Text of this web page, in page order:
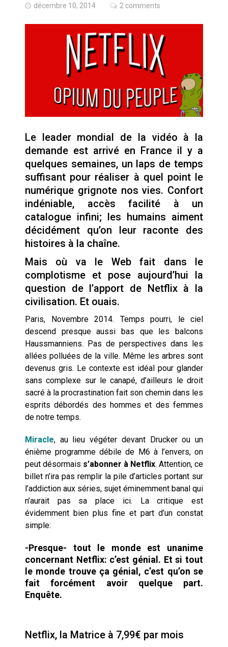
Quand Mistral veut moraliser le
Commentaire sur la polémique
des perroquets
Les syndicats, (tout) contre l’IA
En Seine-et-Marne, le projet de
Campus IA doit sortir des
le gigantisme états-unien »
Addendum sur les machines à
laver, et l’intelligence artificielle
La vaste blague du macronisme
crypto-spatial
Technostress et IA générative :
le remplacement n’est pas le
cœur du problème
décembre 10, 2014 2 comments
Le leader mondial de la vidéo à la
demande est arrivé en France il y a
quelques semaines, un laps de temps
suffisant pour réaliser à quel point le
numérique grignote nos vies. Confort
indéniable, accès facilité à un
catalogue infini; les humains aiment
décidément qu’on leur raconte des
histoires à la chaîne.
Mais où va le Web fait dans le
complotisme et pose aujourd’hui la
question de l’apport de Netflix à la
civilisation. Et ouais.
Paris, Novembre 2014. Temps pourri, le ciel
descend presque aussi bas que les balcons
Haussmanniens. Pas de perspectives dans les
allées polluées de la ville. Même les arbres sont
devenus gris. Le contexte est idéal pour glander
sans complexe sur le canapé, d’ailleurs le droit
sacré à la procrastination fait son chemin dans les
esprits débordés des hommes et des femmes
de notre temps.
Miracle, au lieu végéter devant Drucker ou un
énième programme débile de M6 à l’envers, on
peut désormais s’abonner à Netflix. Attention, ce
billet n’ira pas remplir la pile d’articles portant sur
l’addiction aux séries, sujet éminemment banal qui
n’aurait pas sa place ici. La critique est
évidemment bien plus fine et part d’un constat
simple:
-Presque- tout le monde est unanime
concernant Netflix: c’est génial. Et si tout
le monde trouve ça génial, c’est qu’on se
fait forcément avoir quelque part.
Enquête.
Netflix, la Matrice à 7,99€ par mois